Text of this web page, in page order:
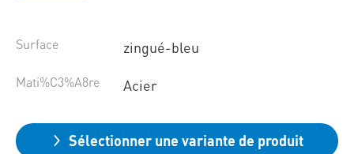
Surface zingué-bleu
Mati%C3%A8re Acier
Sélectionner une variante de produit